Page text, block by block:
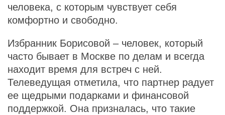
человека, с которым чувствует себя
комфортно и свободно.
Избранник Борисовой – человек, который
часто бывает в Москве по делам и всегда
находит время для встреч с ней.
Телеведущая отметила, что партнер радует
ее щедрыми подарками и финансовой
поддержкой. Она призналась, что такие